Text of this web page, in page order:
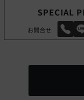
SPECIAL
お問合せ